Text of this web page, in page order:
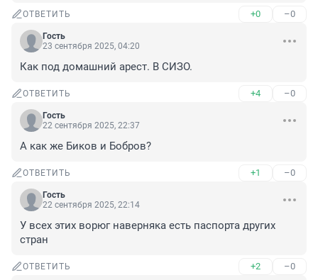
ОТВЕТИТЬ +0 –0
Гость
23 сентября 2025, 04:20
Как под домашний арест. В СИЗО.
ОТВЕТИТЬ +4 –0
Гость
22 сентября 2025, 22:37
А как же Биков и Бобров?
ОТВЕТИТЬ +1 –0
Гость
22 сентября 2025, 22:14
У всех этих ворюг наверняка есть паспорта других
стран
ОТВЕТИТЬ +2 –0